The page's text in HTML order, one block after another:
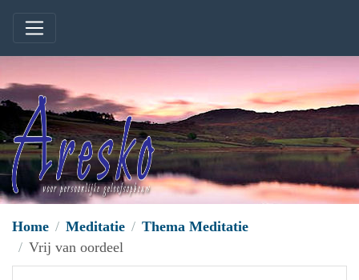
Home Meditatie
Thema Meditatie
Vrij van oordeel